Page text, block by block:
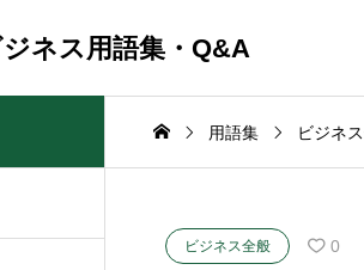
ネス用語集・Q&A
2025.09.23
用語集 ビジネ
ビジネス全般 0